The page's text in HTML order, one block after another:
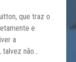
que traz o
e
a
talvez não